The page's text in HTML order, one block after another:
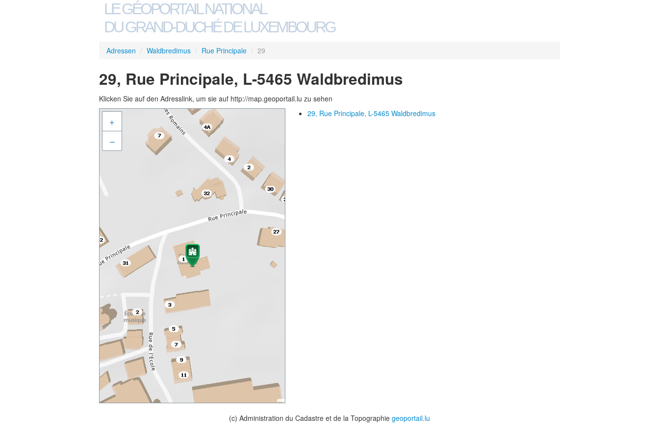
LE GÉOPORTAIL NATIONAL
DU GRAND-DUCHÉ DE LUXEMBOURG
Adressen / Waldbredimus / Rue Principale / 29
29, Rue Principale, L-5465 Waldbredimus
Klicken Sie auf den Adresslink, um sie auf http://map.geoportail.lu zu sehen
+
–
29, Rue Principale, L-5465 Waldbredimus
(c) Administration du Cadastre et de la Topographie geoportail.lu